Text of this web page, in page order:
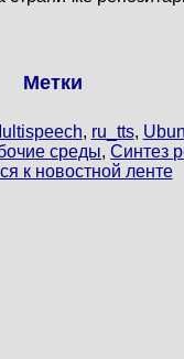
Метки
, ru_tts,
среды,Синтез
к новостной ленте